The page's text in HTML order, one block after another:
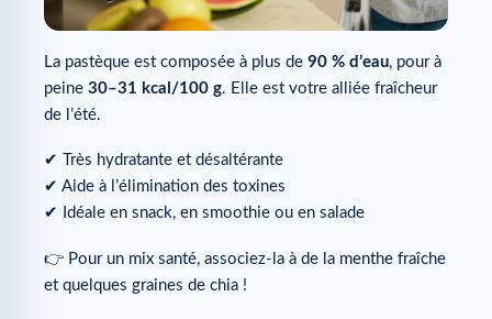
La pastèque est composée à plus de 90 % d’eau, pour à
peine 30–31 kcal/100 g. Elle est votre alliée fraîcheur
de l’été.
✔ Très hydratante et désaltérante
✔ Aide à l’élimination des toxines
✔ Idéale en snack, en smoothie ou en salade
👉 Pour un mix santé, associez-la à de la menthe fraîche
et quelques graines de chia !